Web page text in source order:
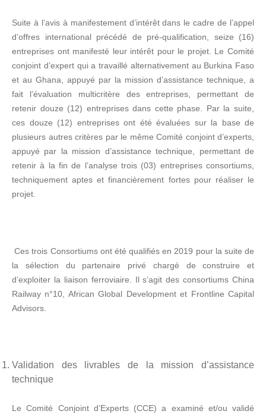
Suite à l’avis à manifestement d’intérêt dans le cadre de l’appel
d’offres international précédé de pré-qualification, seize (16)
entreprises ont manifesté leur intérêt pour le projet. Le Comité
conjoint d’expert qui a travaillé alternativement au Burkina Faso
et au Ghana, appuyé par la mission d’assistance technique, a
fait l’évaluation multicritère des entreprises, permettant de
retenir douze (12) entreprises dans cette phase. Par la suite,
ces douze (12) entreprises ont été évaluées sur la base de
plusieurs autres critères par le même Comité conjoint d’experts,
appuyé par la mission d’assistance technique, permettant de
retenir à la fin de l’analyse trois (03) entreprises consortiums,
techniquement aptes et financièrement fortes pour réaliser le
projet.
Ces trois Consortiums ont été qualifiés en 2019 pour la suite de
la sélection du partenaire privé chargé de construire et
d’exploiter la liaison ferroviaire. Il s’agit des consortiums China
Railway n°10, African Global Development et Frontline Capital
Advisors.
Validation des livrables de la mission d’assistance
technique
Le Comité Conjoint d’Experts (CCE) a examiné et/ou validé